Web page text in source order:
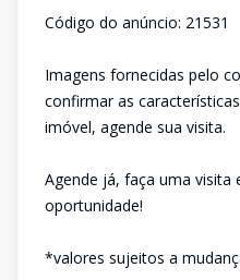
Código do anúncio: 21531
Imagens fornecidas pelo
confirmar as
imóvel, agende sua visita.
Agende já, faça uma visita
oportunidade!
*valores sujeitos a